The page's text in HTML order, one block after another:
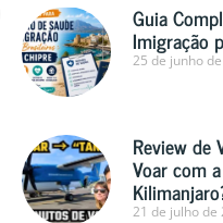
Guia
Imigração
25 de junho
Review de
Voar com
21 de julho de